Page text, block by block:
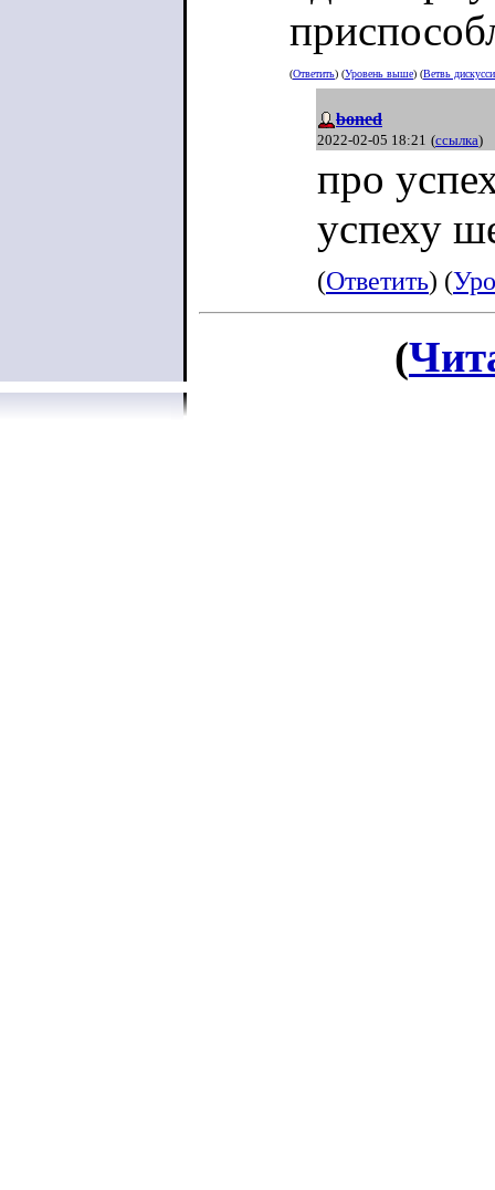
(Ответить) (Уровень выше) (Ветвь
boned
2022-02-05 18:21 (ссылка)
про
успеху
(Ответить) (
(